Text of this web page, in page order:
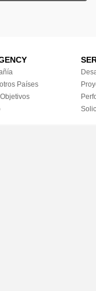
Países